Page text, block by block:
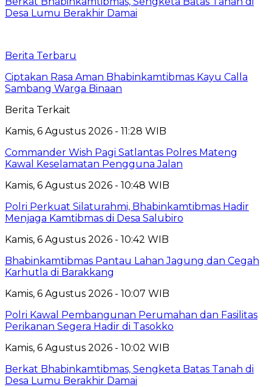
Desa Lumu Berakhir Damai
Berita Terbaru
Ciptakan Rasa Aman Bhabinkamtibmas Kayu Calla
Sambang Warga Binaan
Berita Terkait
Kamis, 6 Agustus 2026 - 11:28 WIB
Commander Wish Pagi Satlantas Polres Mateng
Kawal Keselamatan Pengguna Jalan
Kamis, 6 Agustus 2026 - 10:48 WIB
Polri Perkuat Silaturahmi, Bhabinkamtibmas Hadir
Menjaga Kamtibmas di Desa Salubiro
Kamis, 6 Agustus 2026 - 10:42 WIB
Bhabinkamtibmas Pantau Lahan Jagung dan Cegah
Karhutla di Barakkang
Kamis, 6 Agustus 2026 - 10:07 WIB
Polri Kawal Pembangunan Perumahan dan Fasilitas
Perikanan Segera Hadir di Tasokko
Kamis, 6 Agustus 2026 - 10:02 WIB
Berkat Bhabinkamtibmas, Sengketa Batas Tanah di
Desa Lumu Berakhir Damai